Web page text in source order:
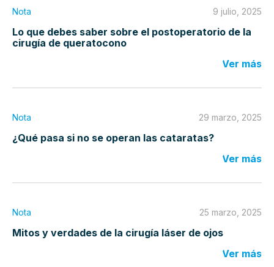
Nota 9 julio, 2025
Lo que debes saber sobre el postoperatorio de la
cirugía de queratocono
Ver más
Nota 29 marzo, 2025
¿Qué pasa si no se operan las cataratas?
Ver más
Nota 25 marzo, 2025
Mitos y verdades de la cirugía láser de ojos
Ver más